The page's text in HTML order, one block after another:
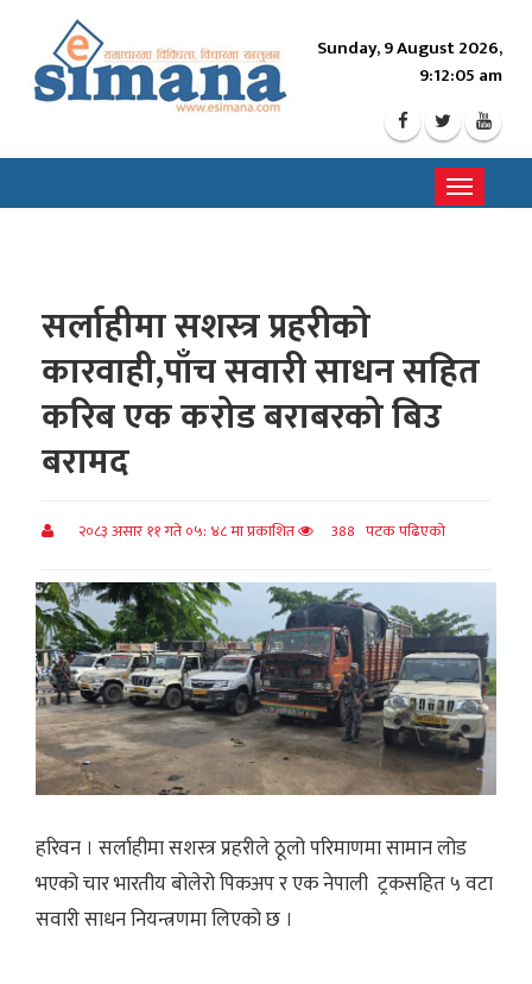
Sunday, 9 August 2026,
9:12:06 am
Toggle
सर्लाहीमा सशस्त्र प्रहरीको
कारवाही,पाँच सवारी साधन सहित
करिब एक करोड बराबरको बिउ
बरामद
२०८३ असार ११ गते ०५: ४८ मा प्रकाशित 388 पटक पढिएको
हरिवन । सर्लाहीमा सशस्त्र प्रहरीले ठूलो परिमाणमा सामान लोड
भएको चार भारतीय बोलेरो पिकअप र एक नेपाली ट्रकसहित ५ वटा
सवारी साधन नियन्त्रणमा लिएको छ ।